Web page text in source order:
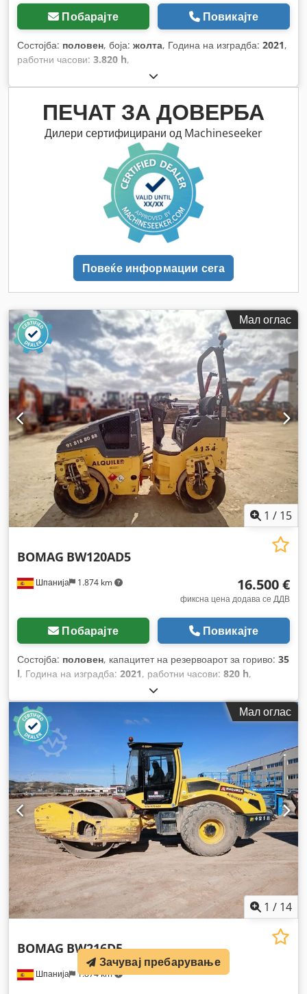
Побарајте Повикајте
Состојба: половен, боја: жолта, Година на изградба: 2021,
работни часови: 3.820 h,
ПЕЧАТ ЗА ДОВЕРБА
Дилери сертифицирани од Machineseeker
Повеќе информации сега
Мал оглас
1 / 15
Шпанија 1.874 km
BOMAG BW120AD5
16.500 €
фиксна цена додава се ДДВ
Побарајте Повикајте
Состојба: половен, капацитет на резервоарот за гориво: 35
l, Година на изградба: 2021, работни часови: 820 h,
Мал оглас
1 / 14
Шпанија 1.874 km
BOMAG BW216D5
Зачувај пребарување